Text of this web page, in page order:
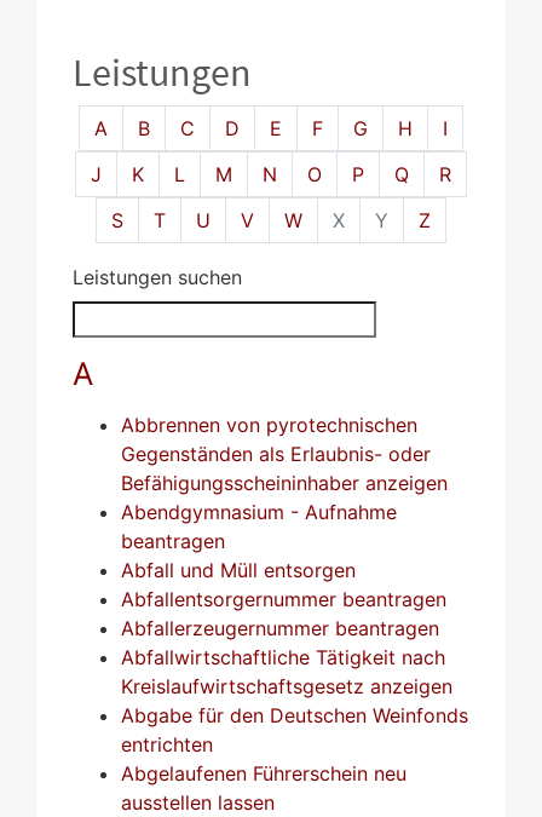
Leistungen
Alphabetisches Register überspringen
A B C D E F G H
I
J
K L M N O P Q
R
S
T U V W X Y Z
Leistungen suchen
A
Abbrennen von pyrotechnischen
Gegenständen als Erlaubnis- oder
Befähigungsscheininhaber anzeigen
Abendgymnasium - Aufnahme
beantragen
Abfall und Müll entsorgen
Abfallentsorgernummer beantragen
Abfallerzeugernummer beantragen
Abfallwirtschaftliche Tätigkeit nach
Kreislaufwirtschaftsgesetz anzeigen
Abgabe für den Deutschen Weinfonds
entrichten
Abgelaufenen Führerschein neu
ausstellen lassen